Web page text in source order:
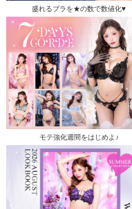
盛れるブラを★の数で数値化♥
モテ強化週間をはじめよ♪